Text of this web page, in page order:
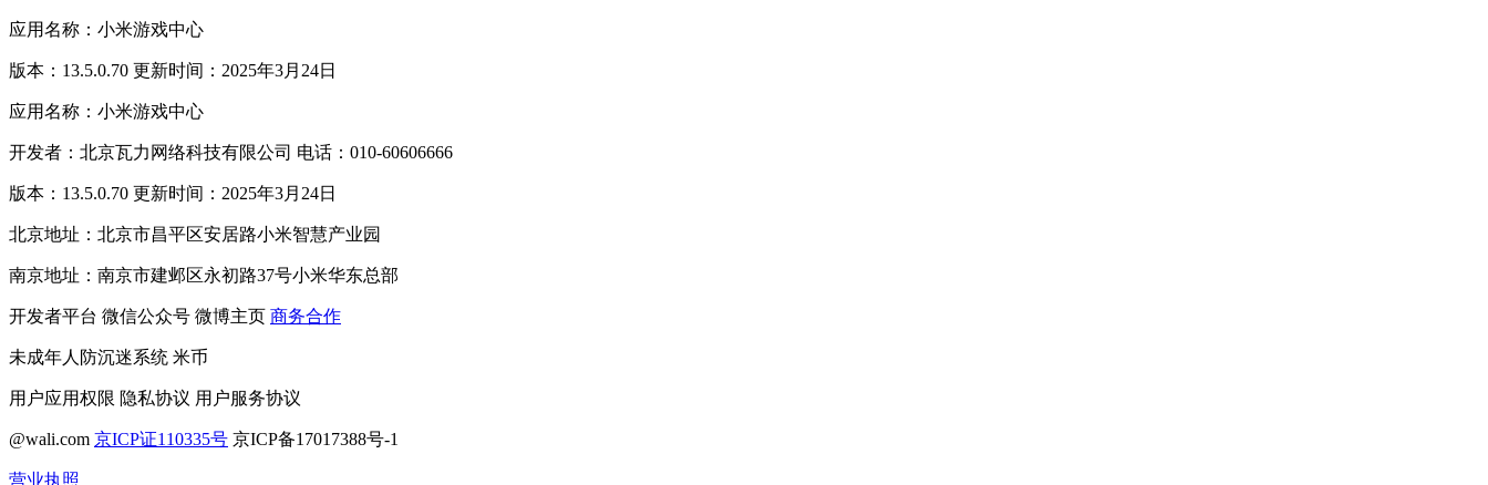
应用名称：小米游戏中心
版本：13.5.0.70 更新时间：2025年3月24日
应用名称：小米游戏中心
开发者：北京瓦力网络科技有限公司 电话：010-60606666
版本：13.5.0.70 更新时间：2025年3月24日
北京地址：北京市昌平区安居路小米智慧产业园
南京地址：南京市建邺区永初路37号小米华东总部
开发者平台 微信公众号 微博主页 商务合作
未成年人防沉迷系统 米币
用户应用权限 隐私协议 用户服务协议
@wali.com 京ICP证110335号 京ICP备17017388号-1
营业执照